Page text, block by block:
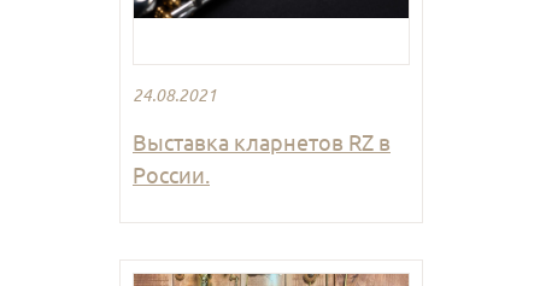
24.08.2021
Выставка кларнетов RZ в
России.